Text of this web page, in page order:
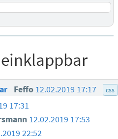
Feffo 12.02.2019 17:17 css
17:31
12.02.2019 17:53
22:52